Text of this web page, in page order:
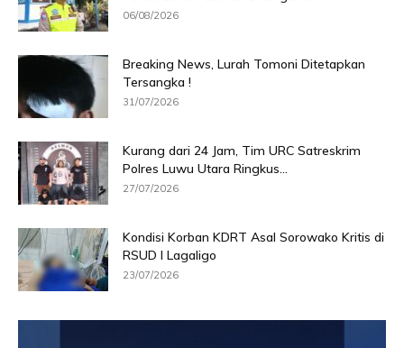
06/08/2026
Breaking News, Lurah Tomoni Ditetapkan
Tersangka !
31/07/2026
Kurang dari 24 Jam, Tim URC Satreskrim
Polres Luwu Utara Ringkus...
27/07/2026
Kondisi Korban KDRT Asal Sorowako Kritis di
RSUD I Lagaligo
23/07/2026